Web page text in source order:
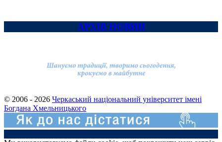
АРХІВ НОВИН
© 2006 - 2026 Черкаський національний університет імені
Богдана Хмельницького